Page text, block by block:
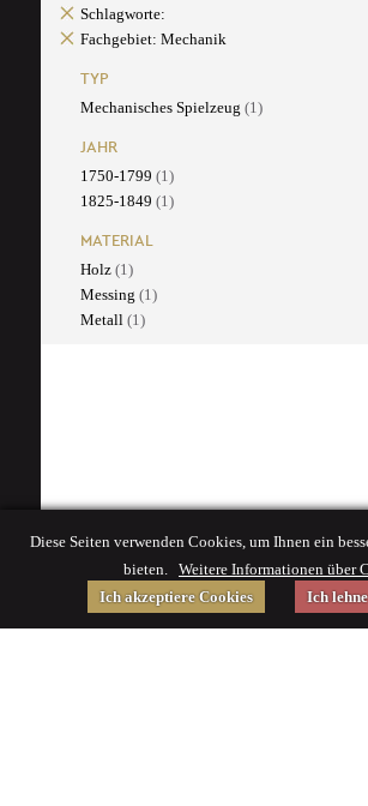
Schlagworte:
Fachgebiet: Mechanik
TYP
Mechanisches Spielzeug (1)
JAHR
1750-1799 (1)
1825-1849 (1)
MATERIAL
Holz (1)
Messing (1)
Metall (1)
Diese Seiten verwenden Cookies, um Ihnen ein
bieten. Weitere Informationen über
Ich akzeptiere Cookies
Ich